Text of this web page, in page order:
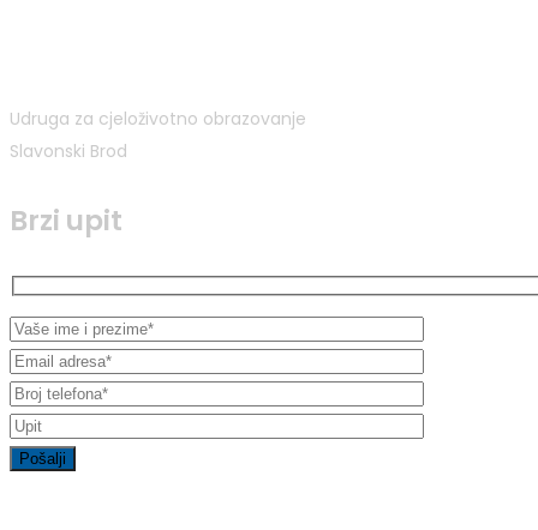
Udruga za cjeloživotno obrazovanje
Slavonski Brod
Brzi upit